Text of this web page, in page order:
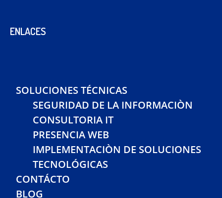
ENLACES
SOLUCIONES TÉCNICAS
SEGURIDAD DE LA INFORMACIÒN
CONSULTORIA IT
PRESENCIA WEB
IMPLEMENTACIÒN DE SOLUCIONES
TECNOLÓGICAS
CONTÁCTO
BLOG